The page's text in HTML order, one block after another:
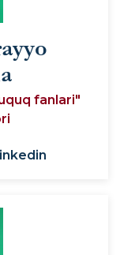
fanlari"